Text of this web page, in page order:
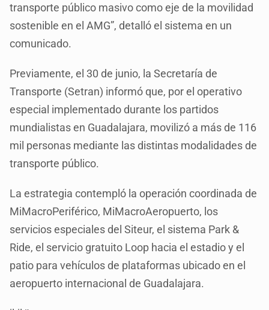
transporte público masivo como eje de la movilidad
sostenible en el AMG”, detalló el sistema en un
comunicado.
Previamente, el 30 de junio, la Secretaría de
Transporte (Setran) informó que, por el operativo
especial implementado durante los partidos
mundialistas en Guadalajara, movilizó a más de 116
mil personas mediante las distintas modalidades de
transporte público.
La estrategia contempló la operación coordinada de
MiMacroPeriférico, MiMacroAeropuerto, los
servicios especiales del Siteur, el sistema Park &
Ride, el servicio gratuito Loop hacia el estadio y el
patio para vehículos de plataformas ubicado en el
aeropuerto internacional de Guadalajara.